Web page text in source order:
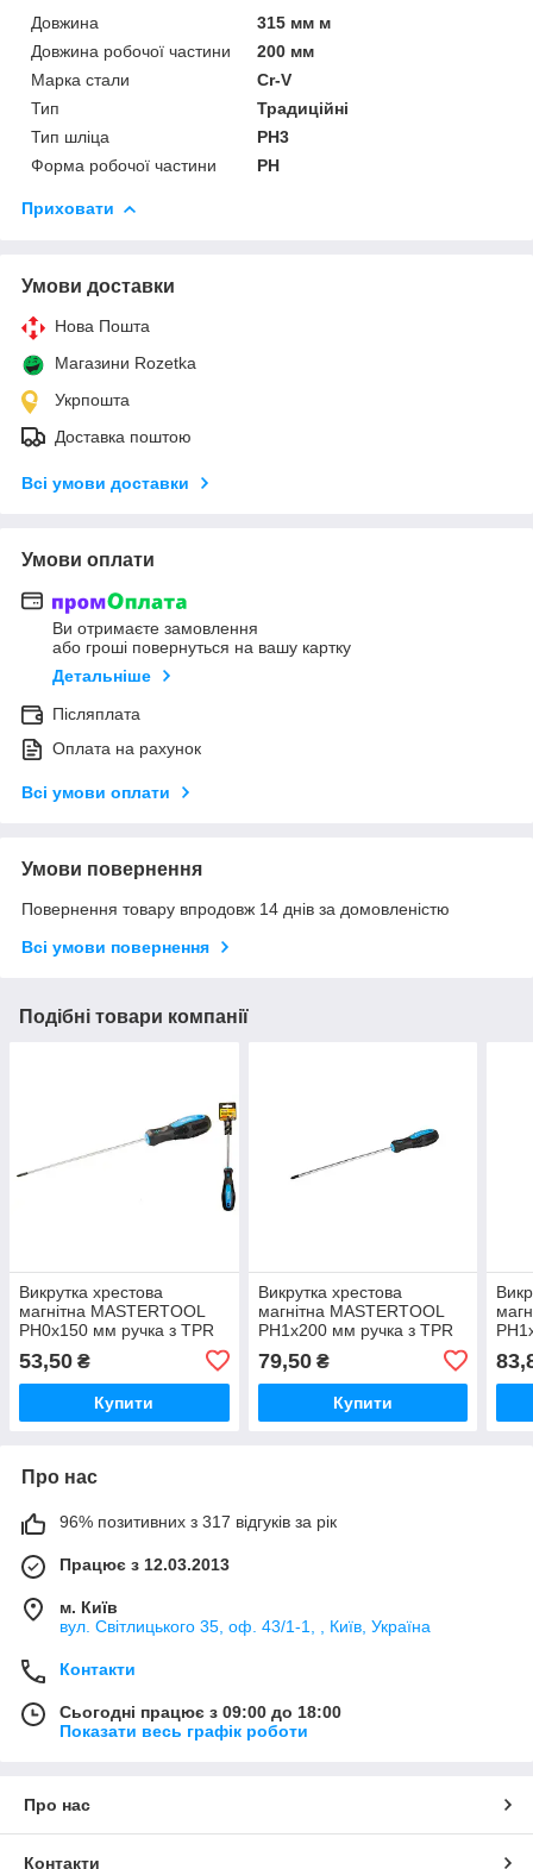
Довжина
315 мм м
Довжина робочої частини
200 мм
Марка стали
Cr-V
Тип
Традиційні
Тип шліца
PH3
Форма робочої частини
PH
Приховати
Умови доставки
Нова Пошта
Магазини Rozetka
Укрпошта
Доставка поштою
Всі умови доставки
Умови оплати
Ви отримаєте замовлення
або гроші повернуться на вашу картку
Детальніше
Післяплата
Оплата на рахунок
Всі умови оплати
Умови повернення
Повернення товару впродовж 14 днів за домовленістю
Всі умови повернення
Подібні товари компанії
Викрутка хрестова
магнітна MASTERTOOL
PH0х150 мм ручка з TPR
53,50 ₴
Купити
Викрутка хрестова
магнітна MASTERTOOL
PH1х200 мм ручка з TPR
79,50₴
Купити
Про нас
96% позитивних з 317 відгуків за рік
Працює з 12.03.2013
м. Київ
вул. Світлицького 35, оф. 43/1-1, , Київ, Україна
Контакти
Сьогодні працює з 09:00 до 18:00
Показати весь графік роботи
Про нас
Контакти